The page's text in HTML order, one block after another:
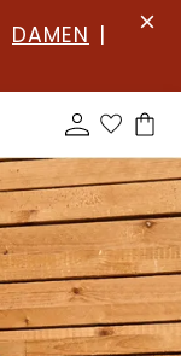
DAMEN |